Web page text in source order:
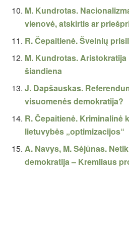
M. Kundrotas.
vienovė, atskirtis ar
R. Čepaitienė. Švelnių
M. Kundrotas.
šiandiena
J. Dapšauskas.
visuomenės demokratija?
R. Čepaitienė. Kriminalinė
lietuvybės „optimizacijos“
A. Navys, M. Sėjūnas.
demokratija – Kremliaus